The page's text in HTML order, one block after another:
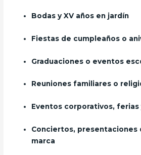
Bodas y XV años en jardín
Fiestas de cumpleaños o
Graduaciones o eventos
Reuniones familiares o
Eventos corporativos, ferias
Conciertos, presentaciones
marca